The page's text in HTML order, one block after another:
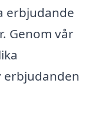
erbjudande
Genom vår
erbjudanden